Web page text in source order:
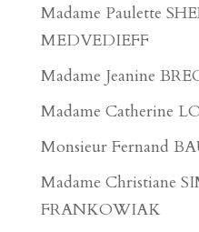
Madame Paulette
MEDVEDIEFF
Madame Jeanine
Madame Catherine
Monsieur Fernand
Madame Christiane
FRANKOWIAK